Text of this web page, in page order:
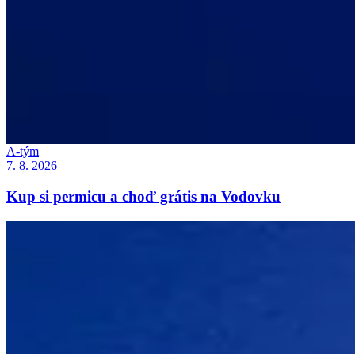
A-tým
7. 8. 2026
Kup si permicu a choď grátis na Vodovku